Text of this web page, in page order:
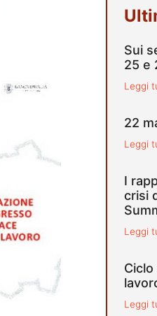
Sui
25 e
Leggi
22
Leggi
I
crisi
Leggi
Leggi